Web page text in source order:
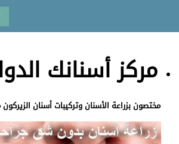
مركز أسنانك
مختصون بزراعة الأسنان وتركيبات أسنان الزيركون منذ